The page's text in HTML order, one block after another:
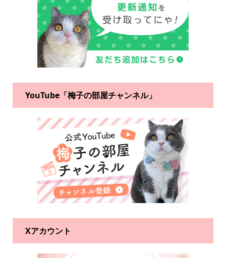
YouTube「梅子の部屋チャンネル」
Xアカウント